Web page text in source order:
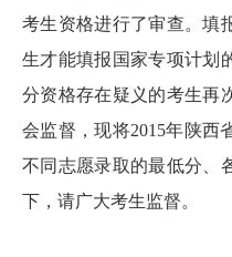
考生资格进行了审查。填
生才能填报国家专项计划
分资格存在疑义的考生再
会监督，现将2015年陕西
不同志愿录取的最低分、
下，请广大考生监督。